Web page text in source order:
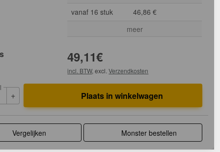
vanaf 16 stuk
46,86 €
meer
49,11€
incl. BTW, excl.Verzendkosten
+ Plaats in winkelwagen
Vergelijken Monster bestellen